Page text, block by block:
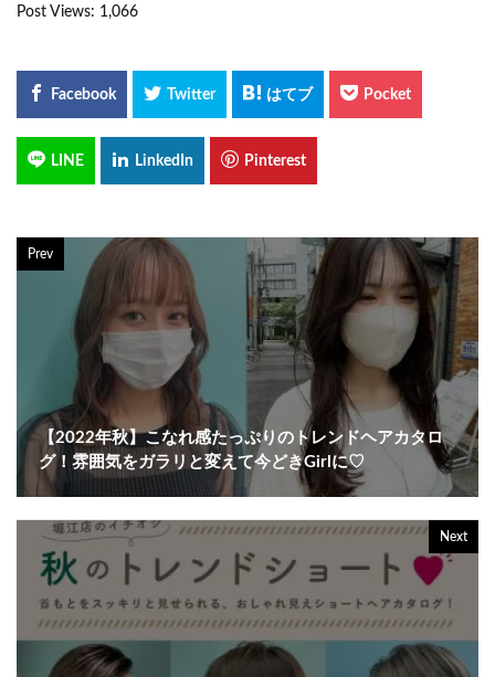
Post Views: 1,066
Prev
【2022年秋】こなれ感たっぷりのトレンドヘアカタロ
グ！雰囲気をガラリと変えて今どきGirlに♡
Next